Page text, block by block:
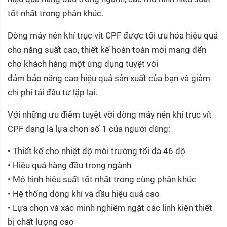
tốt nhất trong phân khúc.
Dòng máy nén khí trục vít CPF được tối ưu hóa hiệu quả
cho năng suất cao, thiết kế hoàn toàn mới mang đến
cho khách hàng một ứng dụng tuyệt vời
đảm bảo nâng cao hiệu quả sản xuất của bạn và giảm
chi phí tái đầu tư lặp lại.
Với những ưu điểm tuyệt vời dòng máy nén khí trục vít
CPF đang là lựa chọn số 1 của người dùng:
• Thiết kế cho nhiệt độ môi trường tối đa 46 độ
• Hiệu quả hàng đầu trong ngành
• Mô hình hiệu suất tốt nhất trong cùng phân khúc
• Hệ thống dòng khí và dầu hiệu quả cao
• Lựa chọn và xác minh nghiêm ngặt các linh kiện thiết
bị chất lượng cao